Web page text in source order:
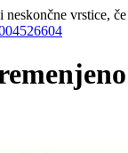
neskončne vrstice,